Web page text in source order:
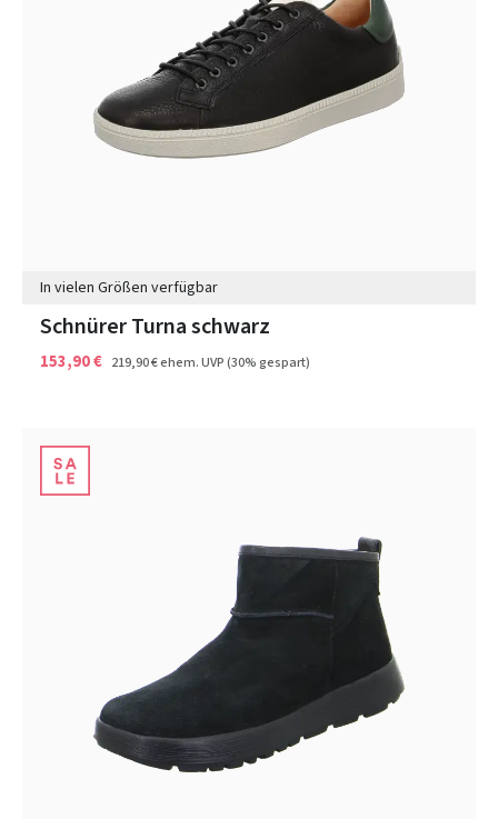
In vielen Größen verfügbar
Schnürer Turna schwarz
153,90 € 219,90 €ehem. UVP(30% gespart)